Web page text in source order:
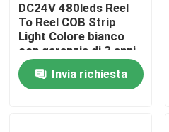
Casa
DC24V 480leds Reel
To Reel COB Strip
Light Colore bianco
con garanzia di 3 anni
CRI 90+ CE/ROHS
elencatoInvia richiesta